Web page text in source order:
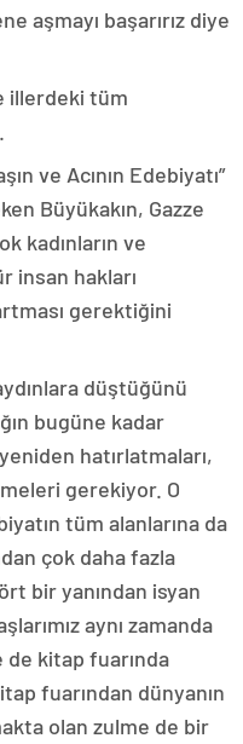
aşmayı başarırız diye
illerdeki tüm
ve Acının Edebiyatı”
Büyükakın, Gazze
kadınların ve
insan hakları
gerektiğini
düştüğünü
bugüne kadar
hatırlatmaları,
gerekiyor. O
tüm alanlarına da
çok daha fazla
bir yanından isyan
aynı zamanda
kitap fuarında
fuarından dünyanın
olan zulme de bir